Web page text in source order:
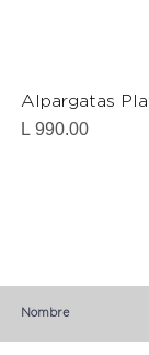
Alpargatas
Precio
L 990.00